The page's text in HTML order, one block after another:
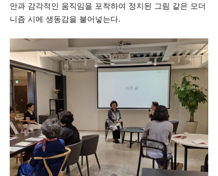
안과 감각적인 움직임을 포착하여 정지된 그림 같은 모더
니즘 시에 생동감을 불어넣는다.